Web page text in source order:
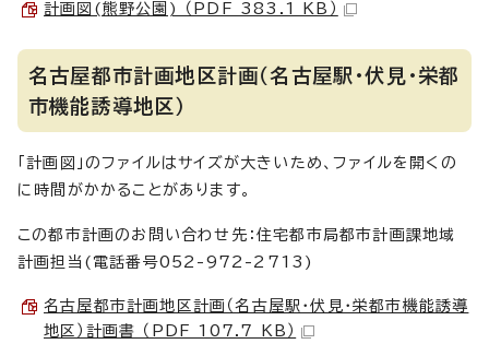
計画図(熊野公園) （PDF 383.1 KB）
名古屋都市計画地区計画（名古屋駅・伏見・栄都
市機能誘導地区）
「計画図」のファイルはサイズが大きいため、ファイルを開くの
に時間がかかることがあります。
この都市計画のお問い合わせ先：住宅都市局都市計画課地域
計画担当(電話番号052-972-2713)
名古屋都市計画地区計画（名古屋駅・伏見・栄都市機能誘導
地区）計画書 （PDF 107.7 KB）